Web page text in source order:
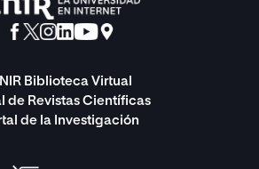
Biblioteca Virtual
de Revistas Científicas
de la Investigación